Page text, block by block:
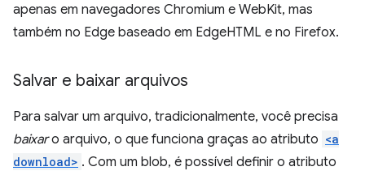
apenas em navegadores Chromium e WebKit, mas
também no Edge baseado em EdgeHTML e no Firefox.
Salvar e baixar arquivos
Para salvar um arquivo, tradicionalmente, você precisa
baixaro arquivo, o que funciona graças ao atributo <a
download> . Com um blob, é possível definir o atributo